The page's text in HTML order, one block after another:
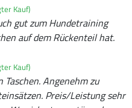
Kauf)
gut zum Hundetraining
auf dem Rückenteil hat.
Kauf)
Angenehm zu
Preis/Leistung sehr